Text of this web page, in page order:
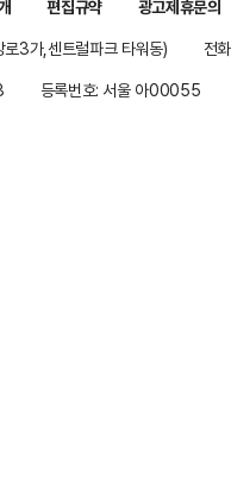
편집규약
광고제휴문의
3가,센트럴파크 타워동)
전
등록번호: 서울 아00055